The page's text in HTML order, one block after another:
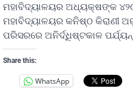
ମହାବିଦ୍ୟାଳୟର ଅଧ୍ୟକ୍ଷଙ୍କ
ମହାବିଦ୍ୟାଳୟର କନିଷ୍ଠ କିରାଣୀ
ପରିସରରେ ଅନିର୍ଦ୍ଧିଷ୍ଟକାଳ
Share this:
WhatsApp